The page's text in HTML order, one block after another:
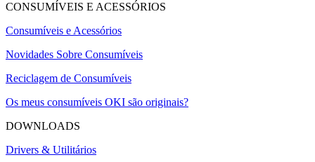
CONSUMÍVEIS E ACESSÓRIOS
Consumíveis e Acessórios
Novidades Sobre Consumíveis
Reciclagem de Consumíveis
Os meus consumíveis OKI são originais?
DOWNLOADS
Drivers & Utilitários